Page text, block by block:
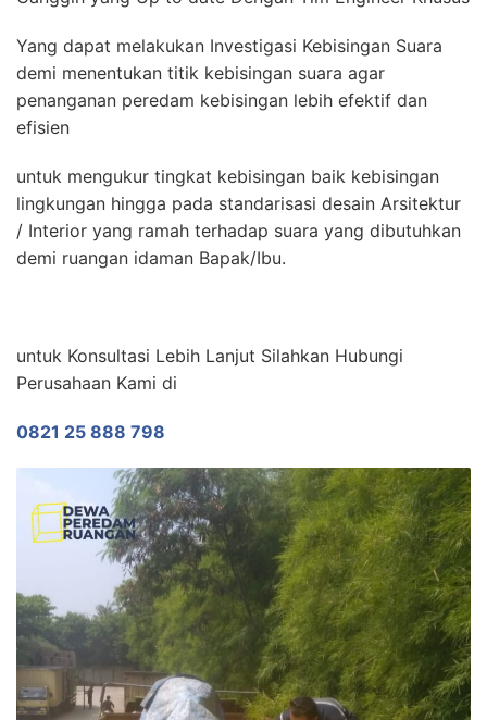
Yang dapat melakukan Investigasi Kebisingan Suara
demi menentukan titik kebisingan suara agar
penanganan peredam kebisingan lebih efektif dan
efisien
untuk mengukur tingkat kebisingan baik kebisingan
lingkungan hingga pada standarisasi desain Arsitektur
/ Interior yang ramah terhadap suara yang dibutuhkan
demi ruangan idaman Bapak/Ibu.
untuk Konsultasi Lebih Lanjut Silahkan Hubungi
Perusahaan Kami di
0821 25 888 798